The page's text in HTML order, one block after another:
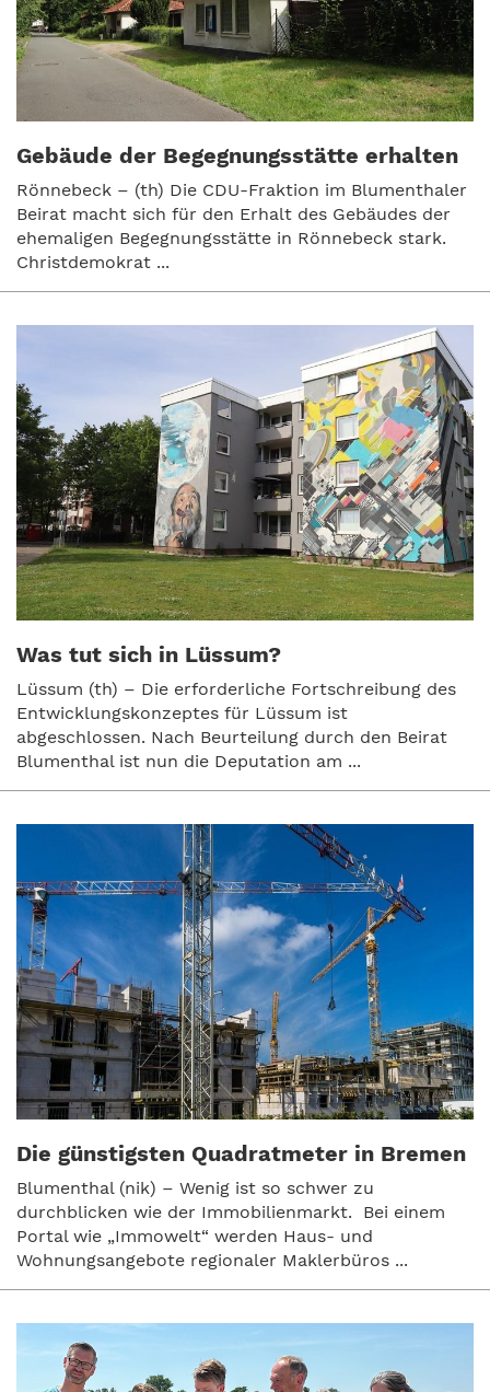
Gebäude der Begegnungsstätte erhalten
Rönnebeck – (th) Die CDU-Fraktion im Blumenthaler
Beirat macht sich für den Erhalt des Gebäudes der
ehemaligen Begegnungsstätte in Rönnebeck stark.
Christdemokrat ...
Was tut sich in Lüssum?
Lüssum (th) – Die erforderliche Fortschreibung des
Entwicklungskonzeptes für Lüssum ist
abgeschlossen. Nach Beurteilung durch den Beirat
Blumenthal ist nun die Deputation am ...
Die günstigsten Quadratmeter in Bremen
Blumenthal (nik) – Wenig ist so schwer zu
durchblicken wie der Immobilienmarkt. Bei einem
Portal wie „Immowelt“ werden Haus- und
Wohnungsangebote regionaler Maklerbüros ...